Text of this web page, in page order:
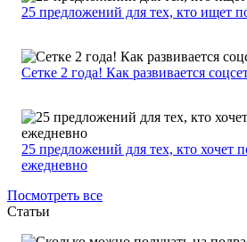
25 предложений для тех, кто ищет
Сетке 2 года! Как развивается
25 предложений для тех, кто хочет
ежедневно
Посмотреть все
Статьи